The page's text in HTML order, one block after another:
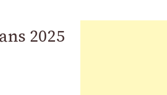
2025